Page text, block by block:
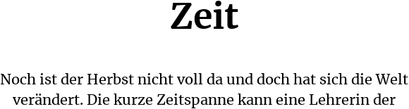
Zeit
Noch ist der Herbst nicht voll da und doch hat sich die Welt
verändert. Die kurze Zeitspanne kann eine Lehrerin der